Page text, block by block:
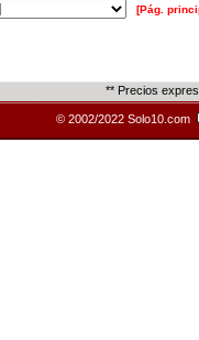
[Pág.
** Precios
© 2002/2022 Solo10.com